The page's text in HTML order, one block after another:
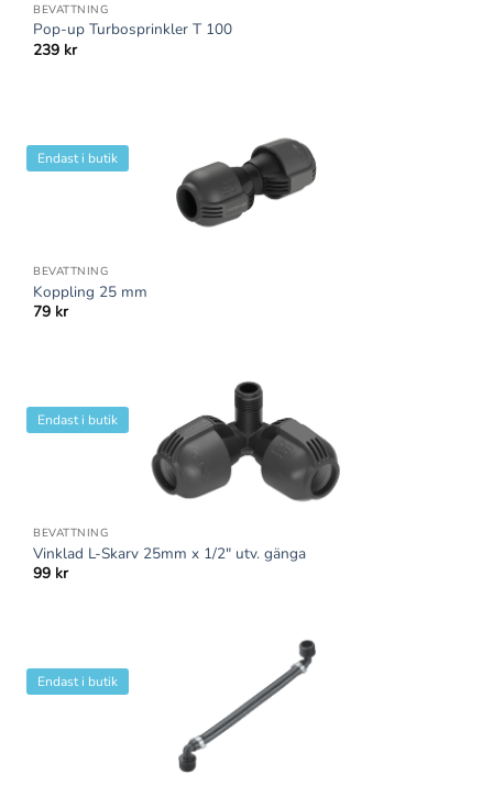
BEVATTNING
Pop-up Turbosprinkler T 100
239 kr
Endast i butik
BEVATTNING
Koppling 25 mm
79 kr
Endast i butik
BEVATTNING
Vinklad L-Skarv 25mm x 1/2″ utv. gänga
99 kr
Endast i butik